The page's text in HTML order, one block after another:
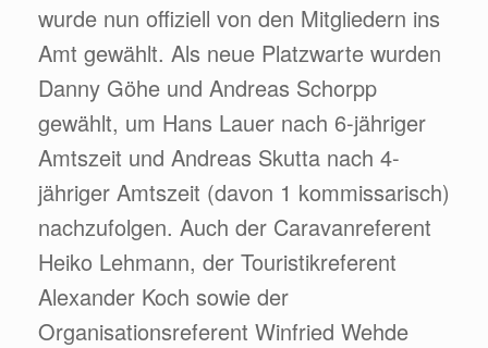
wurde nun offiziell von den Mitgliedern ins
Amt gewählt. Als neue Platzwarte wurden
Danny Göhe und Andreas Schorpp
gewählt, um Hans Lauer nach 6-jähriger
Amtszeit und Andreas Skutta nach 4-
jähriger Amtszeit (davon 1 kommissarisch)
nachzufolgen. Auch der Caravanreferent
Heiko Lehmann, der Touristikreferent
Alexander Koch sowie der
Organisationsreferent Winfried Wehde